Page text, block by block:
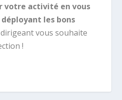
votre activité en vous
les bons
vous souhaite
!